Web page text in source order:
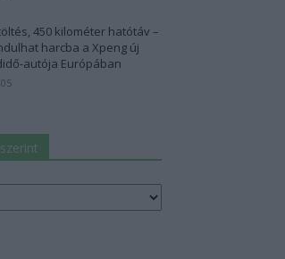
450 kilométer hatótáv –
harcba a Xpeng új
autója Európában